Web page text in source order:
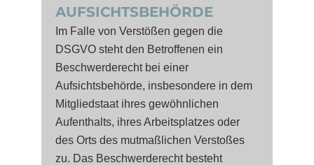
AUFSICHTSBEHÖRDE
Im Falle von Verstößen gegen die
DSGVO steht den Betroffenen ein
Beschwerderecht bei einer
Aufsichtsbehörde, insbesondere in dem
Mitgliedstaat ihres gewöhnlichen
Aufenthalts, ihres Arbeitsplatzes oder
des Orts des mutmaßlichen Verstoßes
zu. Das Beschwerderecht besteht